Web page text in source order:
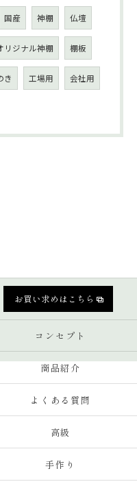
国産 神棚 仏壇
リジナル神棚 棚板
き 工場用 会社用
お買い求めはこちら
コンセプト
商品紹介
よくある質問
高級
手作り